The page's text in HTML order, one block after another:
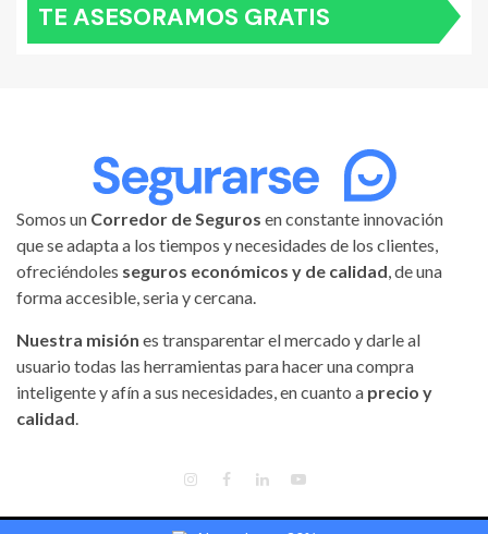
TE ASESORAMOS GRATIS
Somos un Corredor de Seguros en constante innovación
que se adapta a los tiempos y necesidades de los clientes,
ofreciéndoles seguros económicos y de calidad, de una
forma accesible, seria y cercana.
Nuestra misión es transparentar el mercado y darle al
usuario todas las herramientas para hacer una compra
inteligente y afín a sus necesidades, en cuanto a precio y
calidad.
INSTAGRAM
FACEBOOK
LINKEDIN
YOUTUBE